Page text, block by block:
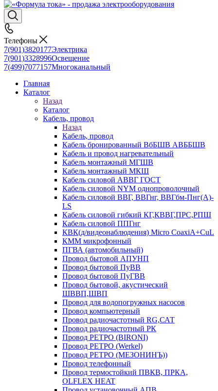
Телефоны
7(901)3820177Электрика
7(901)3328996Освещение
7(499)7077157Многоканальный
Главная
Каталог
Назад
Каталог
Кабель, провод
Назад
Кабель, провод
Кабель бронированный ВбБШВ АВББШВ
Кабель и провод нагревательный
Кабель монтажный МГШВ
Кабель монтажный МКШ
Кабель силовой АВВГ ГОСТ
Кабель силовой NYM однопроволочный
Кабель силовой ВВГ, ВВГнг, ВВГбм-Пнг(А)-
LS
Кабель силовой гибкий КГ,КВВГ,ПРС,РПШ
Кабель силовой ППГнг
КВК(д/видеонаблюдения) Micro CoaxiA+CuL
КММ микрофонный
ПГВА (автомобильный)
Провод бытовой АПУНП
Провод бытовой ПуВВ
Провод бытовой ПуГВВ
Провод бытовой, акустический
ШВВП,ШВП
Провод для водопогружных насосов
Провод компьютерный
Провод радиочастотный RG,САТ
Провод радиочастотный РК
Провод РЕТРО (BIRONI)
Провод РЕТРО (Werkel)
Провод РЕТРО (МЕЗОНИНЪ))
Провод телефонный
Провод термостойкий ПВКВ, ПРКА,
OLFLEX HEAT